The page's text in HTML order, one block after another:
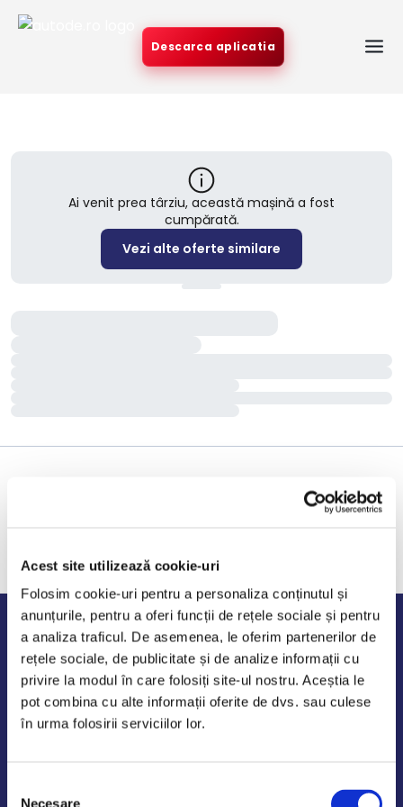
Acest site utilizează cookie-uri
Folosim cookie-uri pentru a personaliza conținutul și
anunțurile, pentru a oferi funcții de rețele sociale și pentru
a analiza traficul. De asemenea, le oferim partenerilor de
rețele sociale, de publicitate și de analize informații cu
privire la modul în care folosiți site-ul nostru. Aceștia le
pot combina cu alte informații oferite de dvs. sau culese
în urma folosirii serviciilor lor.
Necesare
Descarca aplicatia
Ai venit prea târziu, această mașină a fost
cumpărată.
Vezi alte oferte similare
Program de lucru
Luni - Vineri: 09:00-18:00
Sambata - Duminica: 10:00-14:00